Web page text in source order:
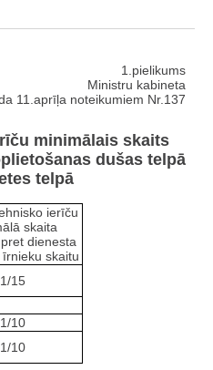
1.pielikums
Ministru kabineta
11.aprīļa noteikumiem Nr.137
minimālais skaits
dušas telpā
telpā
ierīču
skaita
dienesta
skaitu
1/15
1/10
1/10